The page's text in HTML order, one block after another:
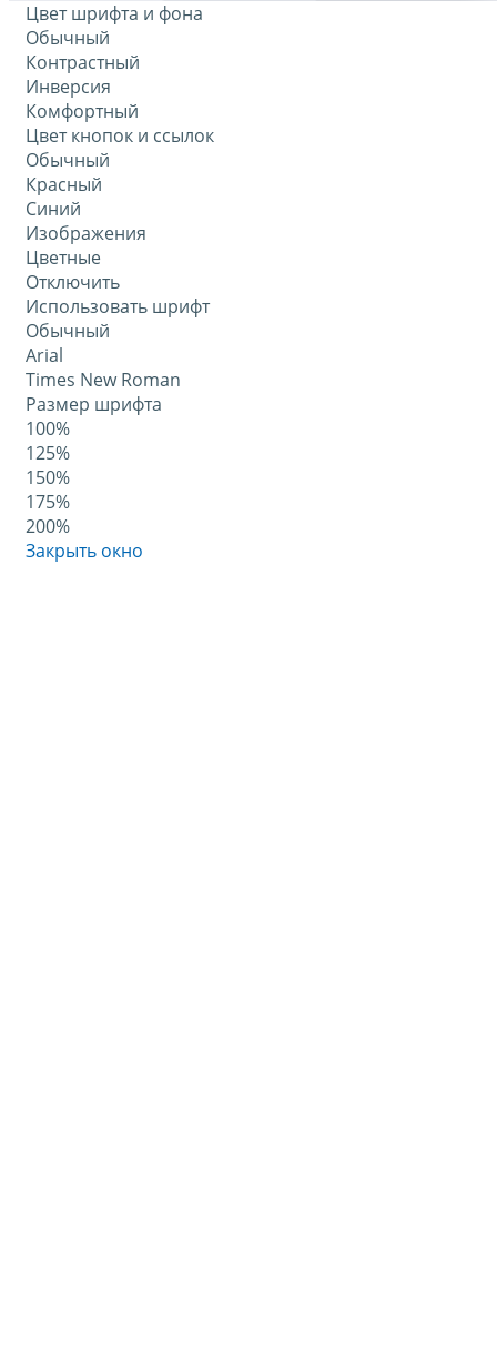
Цвет шрифта и фона
Обычный
Контрастный
Инверсия
Комфортный
Цвет кнопок и ссылок
Обычный
Красный
Синий
Изображения
Цветные
Отключить
Использовать шрифт
Обычный
Arial
Times New Roman
Размер шрифта
100%
125%
150%
175%
200%
Закрыть окно